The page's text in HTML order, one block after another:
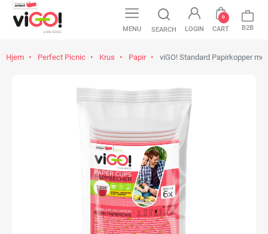
MENU SEARCH LOGIN CART
0
B2B
Hjem Perfect Picnic Krus Papir viGO! Standard Papirkopper